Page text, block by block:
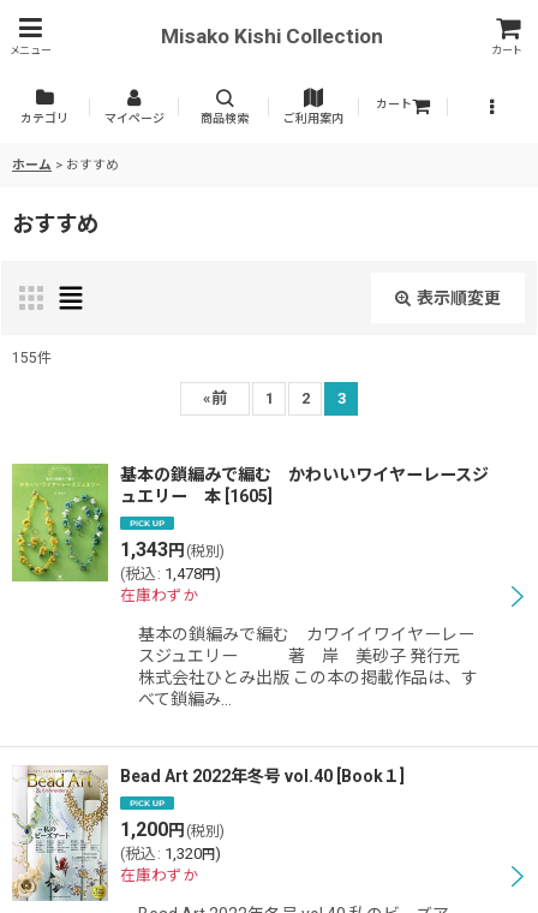
メニュー
Misako Kishi Collection
カート
カテゴリ マイページ 商品検索 ご利用案内
カート
ホーム > おすすめ
おすすめ
表示順変更
並び順
155件
«前 1 2 3
基本の鎖編みで編む かわいいワイヤーレースジ
ュエリー 本 1605
1,343円 (税別)
(税込 : 1,478円)
在庫わずか
基本の鎖編みで編む カワイイワイヤーレー
スジュエリー 著 岸 美砂子 発行元
株式会社ひとみ出版 この本の掲載作品は、す
べて鎖編み…
Bead Art 2022年冬号 vol.40 Book１
1,200円 (税別)
(税込 : 1,320円)
在庫わずか